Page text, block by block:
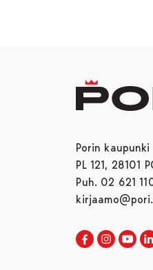
Porin kaupunki
PL 121, 28101
Puh. 02 621
Porin
Avautuu
Porin